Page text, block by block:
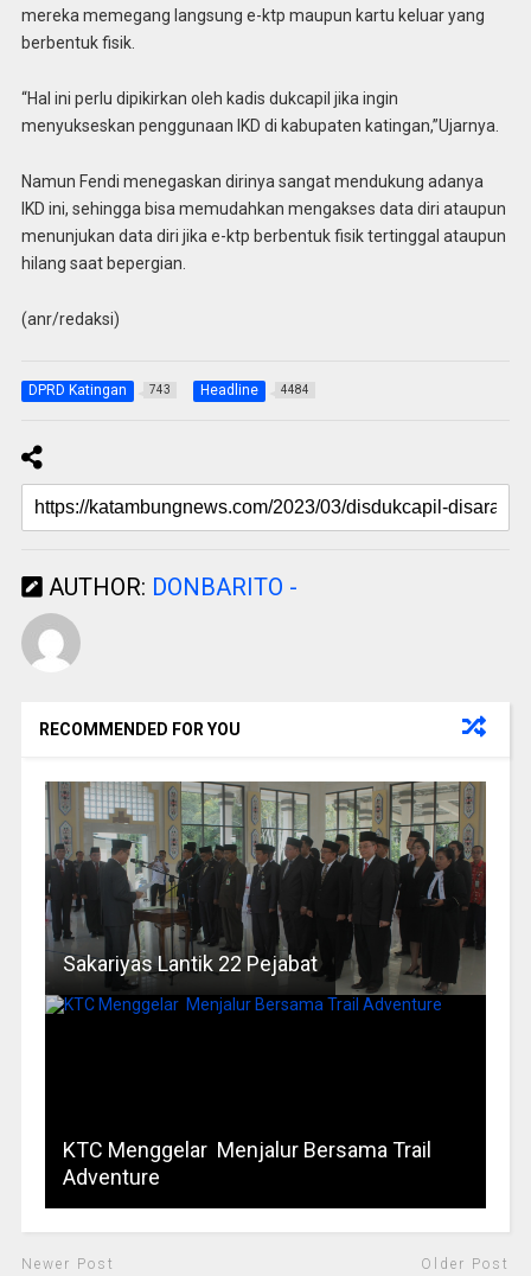
mereka memegang langsung e-ktp maupun kartu keluar yang
berbentuk fisik.
“Hal ini perlu dipikirkan oleh kadis dukcapil jika ingin
menyukseskan penggunaan IKD di kabupaten katingan,”Ujarnya.
Namun Fendi menegaskan dirinya sangat mendukung adanya
IKD ini, sehingga bisa memudahkan mengakses data diri ataupun
menunjukan data diri jika e-ktp berbentuk fisik tertinggal ataupun
hilang saat bepergian.
(anr/redaksi)
DPRD Katingan 743 Headline 4484
AUTHOR: DONBARITO -
RECOMMENDED FOR YOU
Sakariyas Lantik 22 Pejabat
KTC Menggelar Menjalur Bersama Trail
Adventure
Newer Post Older Post